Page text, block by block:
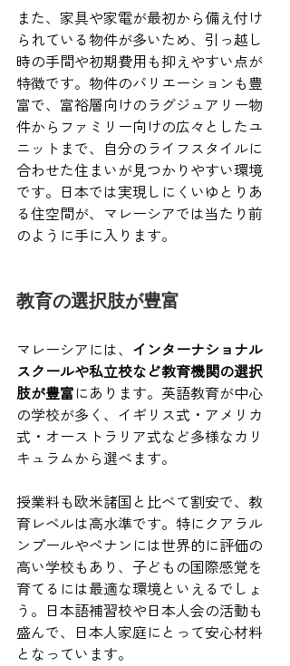
また、家具や家電が最初から備え付け
られている物件が多いため、引っ越し
時の手間や初期費用も抑えやすい点が
特徴です。物件のバリエーションも豊
富で、富裕層向けのラグジュアリー物
件からファミリー向けの広々としたユ
ニットまで、自分のライフスタイルに
合わせた住まいが見つかりやすい環境
です。日本では実現しにくいゆとりあ
る住空間が、マレーシアでは当たり前
のように手に入ります。
教育の選択肢が豊富
マレーシアには、 インターナショナル
スクールや私立校など教育機関の選択
肢が豊富にあります。英語教育が中心
の学校が多く、イギリス式・アメリカ
式・オーストラリア式など多様なカリ
キュラムから選べます。
授業料も欧米諸国と比べて割安で、教
育レベルは高水準です。特にクアラル
ンプールやペナンには世界的に評価の
高い学校もあり、子どもの国際感覚を
育てるには最適な環境といえるでしょ
う。日本語補習校や日本人会の活動も
盛んで、日本人家庭にとって安心材料
となっています。